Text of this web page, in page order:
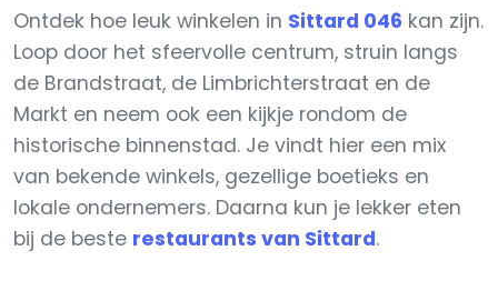
Ontdek hoe leuk winkelen in Sittard 046 kan zijn.
Loop door het sfeervolle centrum, struin langs
de Brandstraat, de Limbrichterstraat en de
Markt en neem ook een kijkje rondom de
historische binnenstad. Je vindt hier een mix
van bekende winkels, gezellige boetieks en
lokale ondernemers. Daarna kun je lekker eten
bij de beste restaurants van Sittard.